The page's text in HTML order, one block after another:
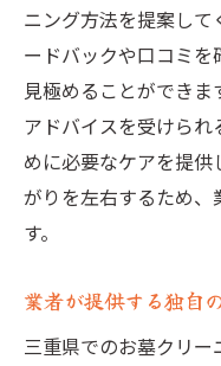
ニング方法を提案して
ードバックや口コミ
見極めることができ
アドバイスを受けら
めに必要なケアを提
がりを左右するため
す。
業者が提供する独自
三重県でのお墓クリ